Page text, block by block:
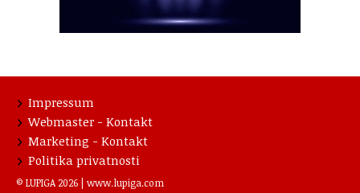
Impressum
Webmaster - Kontakt
Marketing - Kontakt
Politika privatnosti
© LUPIGA 2026 | www.lupiga.com